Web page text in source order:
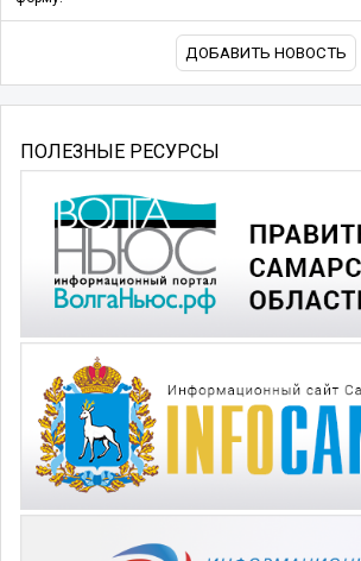
ДОБАВИТЬ НОВОСТЬ
ПОЛЕЗНЫЕ РЕСУРСЫ